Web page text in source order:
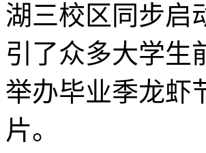
湖三校区同步启
引了众多大学生
举办毕业季龙虾
片。